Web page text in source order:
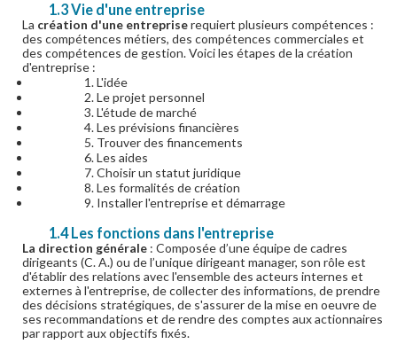
1.3 Vie d'une entreprise
La création d'une entrepriserequiert plusieurs compétences :
des compétences métiers, des compétences commerciales et
des compétences de gestion. Voici les étapes de la création
d'entreprise :
1. L'idée
2. Le projet personnel
3. L'étude de marché
4. Les prévisions financières
5. Trouver des financements
6. Les aides
7. Choisir un statut juridique
8. Les formalités de création
9. Installer l'entreprise et démarrage
1.4 Les fonctions dans l'entreprise
La direction générale : Composée d’une équipe de cadres
dirigeants (C. A.) ou de l’unique dirigeant manager, son rôle est
d'établir des relations avec l'ensemble des acteurs internes et
externes à l'entreprise, de collecter des informations, de prendre
des décisions stratégiques, de s'assurer de la mise en oeuvre de
ses recommandations et de rendre des comptes aux actionnaires
par rapport aux objectifs fixés.